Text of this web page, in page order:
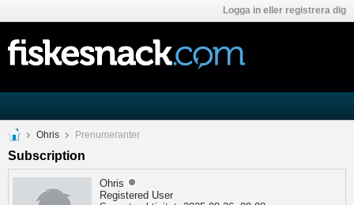
Logga in eller registrera dig
Ohris Prenumeranter
Subscription
Ohris
Registered User